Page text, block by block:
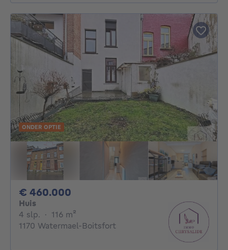
ONDER OPTIE
€ 460.000
Huis
4 slp. 4 slaapkamers
· 116 m²
1170 Watermael-Boitsfort